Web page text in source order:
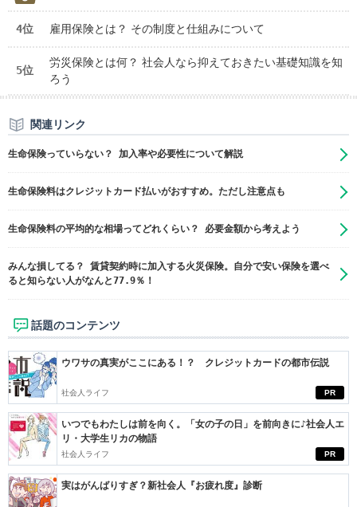
4位 雇用保険とは？ その制度と仕組みについて
5位
労災保険とは何？ 社会人なら抑えておきたい基礎知識を知
ろう
関連リンク
生命保険っていらない？ 加入率や必要性について解説
生命保険料はクレジットカード払いがおすすめ。ただし注意点も
生命保険料の平均的な相場ってどれくらい？ 必要金額から考えよう
みんな損してる？ 賃貸契約時に加入する火災保険。自分で安い保険を選べ
ると知らない人がなんと77.9％！
話題のコンテンツ
PR
ウワサの真実がここにある！？ クレジットカードの都市伝説
社会人ライフ
PR
いつでもわたしは前を向く。「女の子の日」を前向きに♪社会人エ
リ・大学生リカの物語
社会人ライフ
実はがんばりすぎ？新社会人『お疲れ度』診断